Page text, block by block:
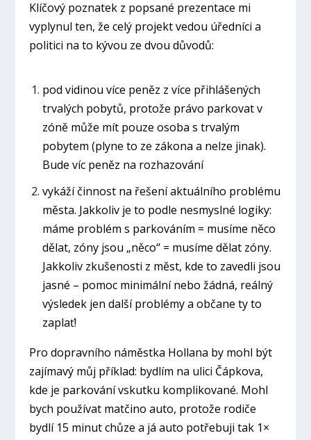
Klíčový poznatek z popsané prezentace mi
vyplynul ten, že celý projekt vedou úředníci a
politici na to kývou ze dvou důvodů:
pod vidinou více peněz z více přihlášených
trvalých pobytů, protože právo parkovat v
zóně může mít pouze osoba s trvalým
pobytem (plyne to ze zákona a nelze jinak).
Bude víc peněz na rozhazování
vykáží činnost na řešení aktuálního problému
města. Jakkoliv je to podle nesmyslné logiky:
máme problém s parkováním = musíme něco
dělat, zóny jsou „něco“ = musíme dělat zóny.
Jakkoliv zkušenosti z měst, kde to zavedli jsou
jasné – pomoc minimální nebo žádná, reálný
výsledek jen další problémy a občane ty to
zaplať!
Pro dopravního náměstka Hollana by mohl být
zajímavý můj příklad: bydlím na ulici Čápkova,
kde je parkování vskutku komplikované. Mohl
bych používat matčino auto, protože rodiče
bydlí 15 minut chůze a já auto potřebuji tak 1×